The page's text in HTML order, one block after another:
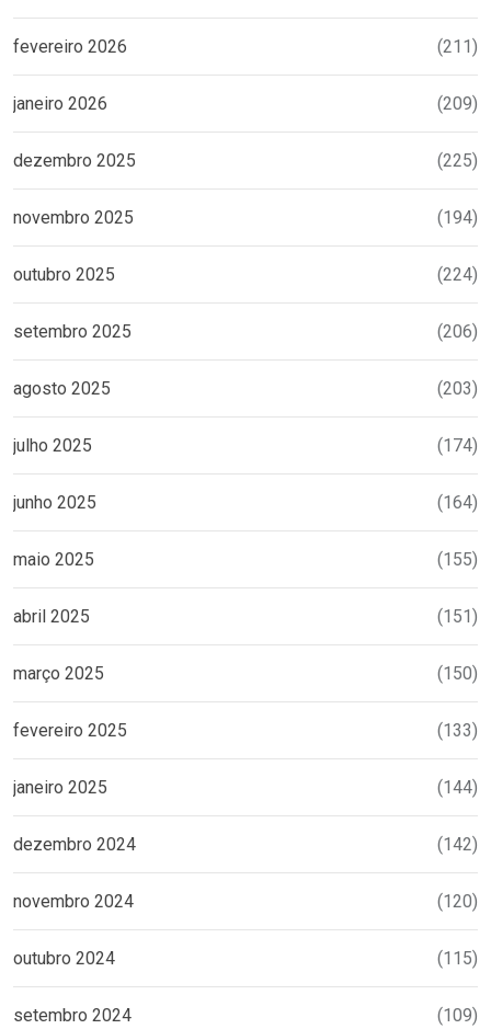
fevereiro 2026 (211)
janeiro 2026 (209)
dezembro 2025 (225)
novembro 2025 (194)
outubro 2025 (224)
setembro 2025 (206)
agosto 2025 (203)
julho 2025 (174)
junho 2025 (164)
maio 2025 (155)
abril 2025 (151)
março 2025 (150)
fevereiro 2025 (133)
janeiro 2025 (144)
dezembro 2024 (142)
novembro 2024 (120)
outubro 2024 (115)
setembro 2024 (109)